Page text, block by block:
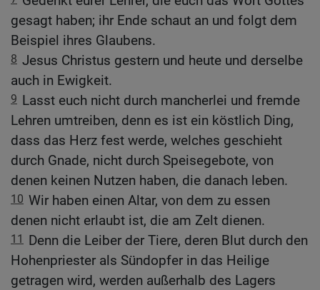
gesagt haben; ihr Ende schaut an und folgt dem
Beispiel ihres Glaubens.
8 Jesus Christus gestern und heute und derselbe
auch in Ewigkeit.
9 Lasst euch nicht durch mancherlei und fremde
Lehren umtreiben, denn es ist ein köstlich Ding,
dass das Herz fest werde, welches geschieht
durch Gnade, nicht durch Speisegebote, von
denen keinen Nutzen haben, die danach leben.
10 Wir haben einen Altar, von dem zu essen
denen nicht erlaubt ist, die am Zelt dienen.
11
Denn die Leiber der Tiere, deren Blut durch den
Hohenpriester als Sündopfer in das Heilige
getragen wird, werden außerhalb des Lagers